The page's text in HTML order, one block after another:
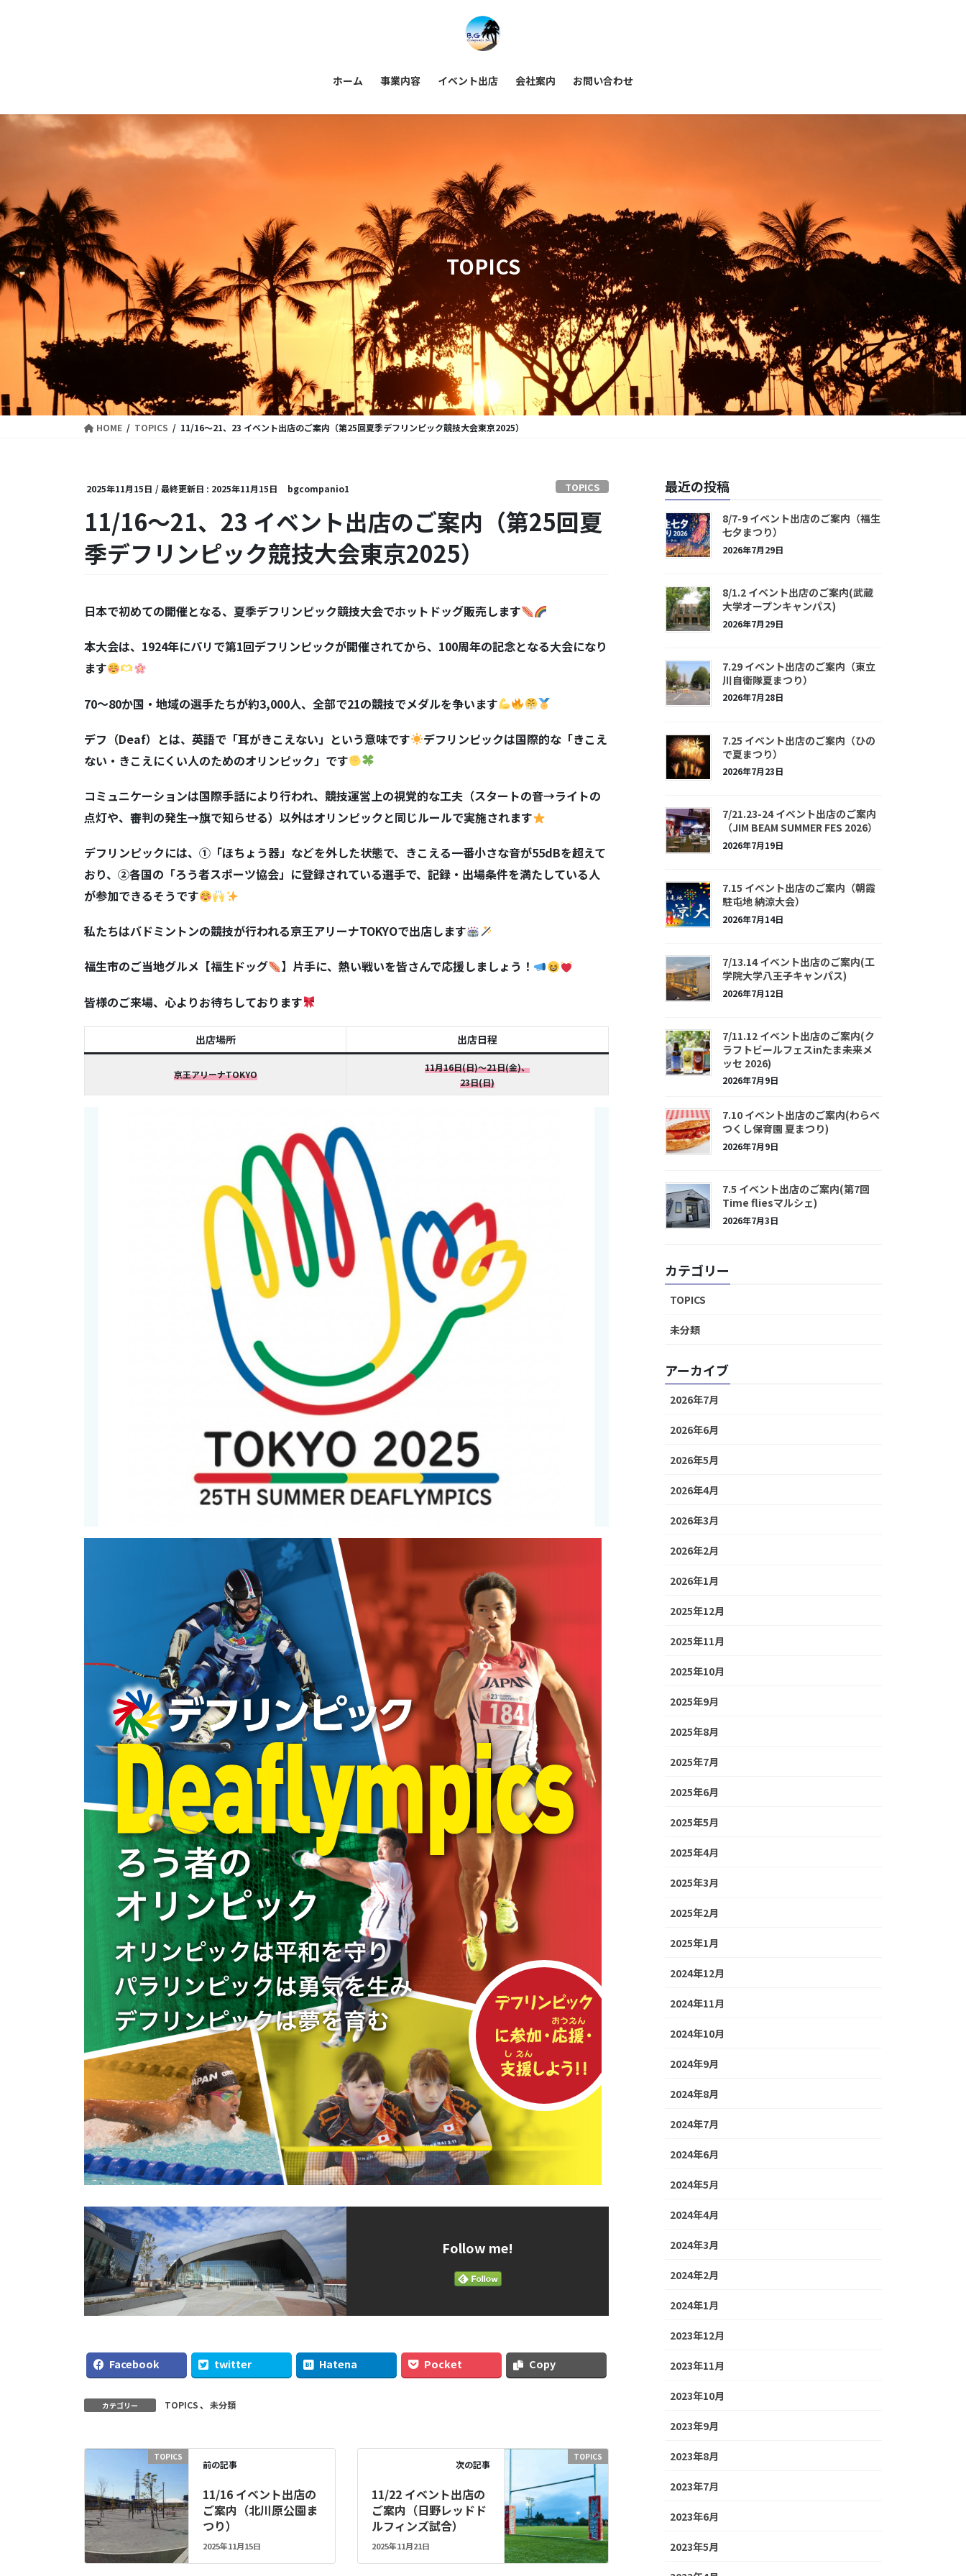
移
ン
ホーム 事業内容 イベント出店 会社案内 お問い合わせ
TOPICS
HOME TOPICS 11/16～21、23 イベント出店のご案内（第25回夏季デフリンピック競技大会東京2025）
2025年11月15日 / 最終更新日 : 2025年11月15日 bgcompanio1 TOPICS
11/16～21、23 イベント出店のご案内（第25回夏
季デフリンピック競技大会東京2025）
日本で初めての開催となる、夏季デフリンピック競技大会でホットドッグ販売します
本大会は、 1924年にパリで第1回デフリンピックが開催されてから、 100周年の記念となる大会になり
ます
70～80か国・地域の選手たちが約3,000人、全部で21の競技でメダルを争います
デフ（Deaf）とは、英語で「耳がきこえない」という意味です
デフリンピックは国際的な「きこえ
ない・きこえにくい人のためのオリンピック」です
コミュニケーションは国際手話により行われ、競技運営上の視覚的な工夫（スタートの音→ライトの
点灯や、審判の発生→旗で知らせる）以外はオリンピックと同じルールで実施されます
デフリンピックには、①「ほちょう器」などを外した状態で、きこえる一番小さな音が55dBを超えて
おり、②各国の「ろう者スポーツ協会」に登録されている選手で、記録・出場条件を満たしている人
が参加できるそうです
私たちはバドミントンの競技が行われる京王アリーナTOKYOで出店します
福生市のご当地グルメ【福生ドッグ 】片手に、熱い戦いを皆さんで応援しましょう！
皆様のご来場、心よりお待ちしております
出店場所 出店日程
京王アリーナTOKYO
11月16日(日)〜21日(金)、
23日(日)
Follow me!
Facebook twitter Hatena Pocket Copy
カテゴリー TOPICS、 未分類
TOPICS
前の記事
11/16 イベント出店の
ご案内（北川原公園ま
つり）
2025年11月15日
TOPICS
次の記事
11/22 イベント出店の
ご案内（日野レッドド
ルフィンズ試合）
2025年11月21日
最近の投稿
8/7-9 イベント出店のご案内（福生
七夕まつり）
2026年7月29日
8/1.2 イベント出店のご案内(武蔵
大学オープンキャンパス)
2026年7月29日
7.29 イベント出店のご案内（東立
川自衛隊夏まつり）
2026年7月28日
7.25 イベント出店のご案内（ひの
で夏まつり）
2026年7月23日
7/21.23-24 イベント出店のご案内
（JIM BEAM SUMMER FES 2026）
2026年7月19日
7.15 イベント出店のご案内（朝霞
駐屯地 納涼大会）
2026年7月14日
7/13.14 イベント出店のご案内(工
学院大学八王子キャンパス)
2026年7月12日
7/11.12 イベント出店のご案内(ク
ラフトビールフェスinたま未来メ
ッセ 2026)
2026年7月9日
7.10 イベント出店のご案内(わらべ
つくし保育園 夏まつり)
2026年7月9日
7.5 イベント出店のご案内(第7回
Time fliesマルシェ)
2026年7月3日
カテゴリー
TOPICS
未分類
アーカイブ
2026年7月
2026年6月
2026年5月
2026年4月
2026年3月
2026年2月
2026年1月
2025年12月
2025年11月
2025年10月
2025年9月
2025年8月
2025年7月
2025年6月
2025年5月
2025年4月
2025年3月
2025年2月
2025年1月
2024年12月
2024年11月
2024年10月
2024年9月
2024年8月
2024年7月
2024年6月
2024年5月
2024年4月
2024年3月
2024年2月
2024年1月
2023年12月
2023年11月
2023年10月
2023年9月
2023年8月
2023年7月
2023年6月
2023年5月